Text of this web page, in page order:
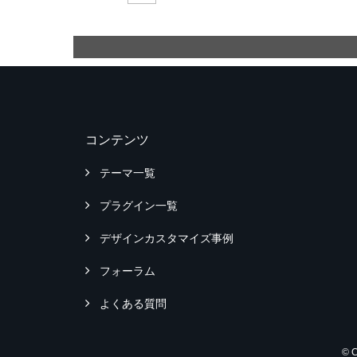
コンテンツ
テーマ一覧
プラグイン一覧
デザインカスタマイズ事例
フォーラム
よくある質問
©